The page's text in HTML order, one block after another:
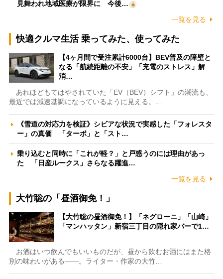
見舞われ地域医療が限界に 今後…
一覧を見る
快適クルマ生活 乗ってみた、使ってみた
【4ヶ月間で受注累計6000台】BEV普及の障壁と
なる「航続距離の不安」「充電のストレス」解
消…
あれほどもてはやされていた「EV（BEV）シフト」の潮流も、
最近では減速基調になっているように見える。…
《雪道の対応力を検証》シビアな状況で実感した「フォレスタ
ー」の真価 「ターボ」と「スト…
乗り込むと同時に「これが軽？」と戸惑うのには理由があっ
た 「日産ルークス」さらなる躍進…
一覧を見る
大竹聡の「昼酒御免！」
【大竹聡の昼酒御免！】「ネグローニ」「山崎」
「マンハッタン」新宿三丁目の隠れ家バーで1…
お酒はいつ飲んでもいいものだが、昼から飲むお酒にはまた格
別の味わいがある――。ライター・作家の大竹…